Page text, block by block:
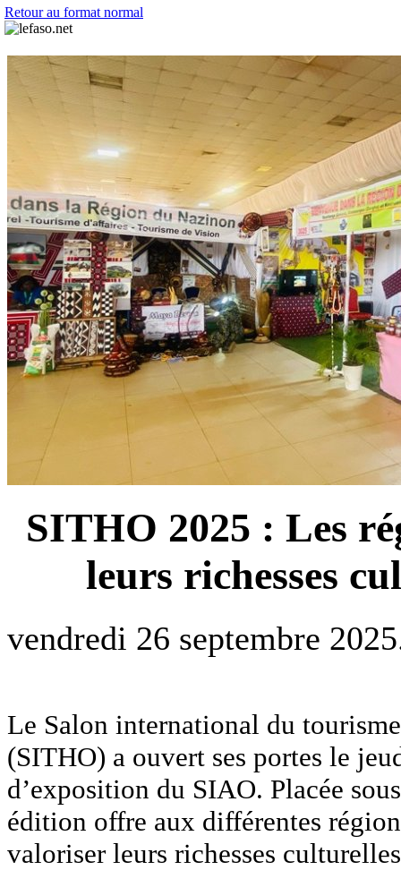
Retour au format normal
SITHO 2025 : Les
leurs richesses
vendredi 26 septembre
Le Salon international du
(SITHO) a ouvert ses portes le
d’exposition du SIAO. Placée
édition offre aux différentes
valoriser leurs richesses